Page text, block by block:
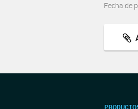
Fecha de